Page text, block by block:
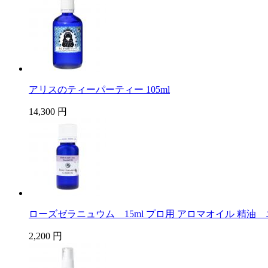
アリスのティーパーティー 105ml
14,300 円
ローズゼラニュウム 15ml プロ用 アロマオイル 精油
2,200 円